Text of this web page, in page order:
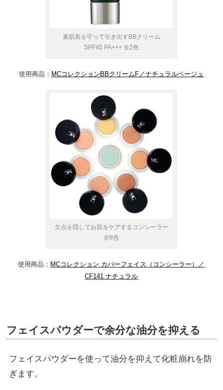
素肌美を守って引き出すBBクリーム
SPF45 PA+++ 全2色
使用商品： MCコレクションBBクリームF／ナチュラルベージュ
欠点を隠してお肌をケアするコンシーラー
全8色
使用商品： MCコレクション カバーフェイス（コンシーラー）／
CF141 ナチュラル
フェイスパウダーで余分な油分を抑える
フェイスパウダーを使って油分を抑えて化粧崩れを防
ぎます。